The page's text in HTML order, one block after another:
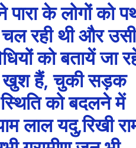
के लोगों को
चल रही थी और उसी
को बतायें जा
खुश हैं, चुकी सड़क
को बदलने में
लाल यदु,रिखी